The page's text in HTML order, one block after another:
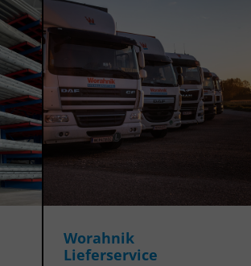
Worahnik
Lieferservice